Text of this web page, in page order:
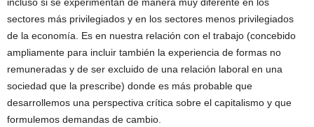
sectores más privilegiados y en los sectores menos privilegiados
de la economía. Es en nuestra relación con el trabajo (concebido
ampliamente para incluir también la experiencia de formas no
remuneradas y de ser excluido de una relación laboral en una
sociedad que la prescribe) donde es más probable que
desarrollemos una perspectiva crítica sobre el capitalismo y que
formulemos demandas de cambio.